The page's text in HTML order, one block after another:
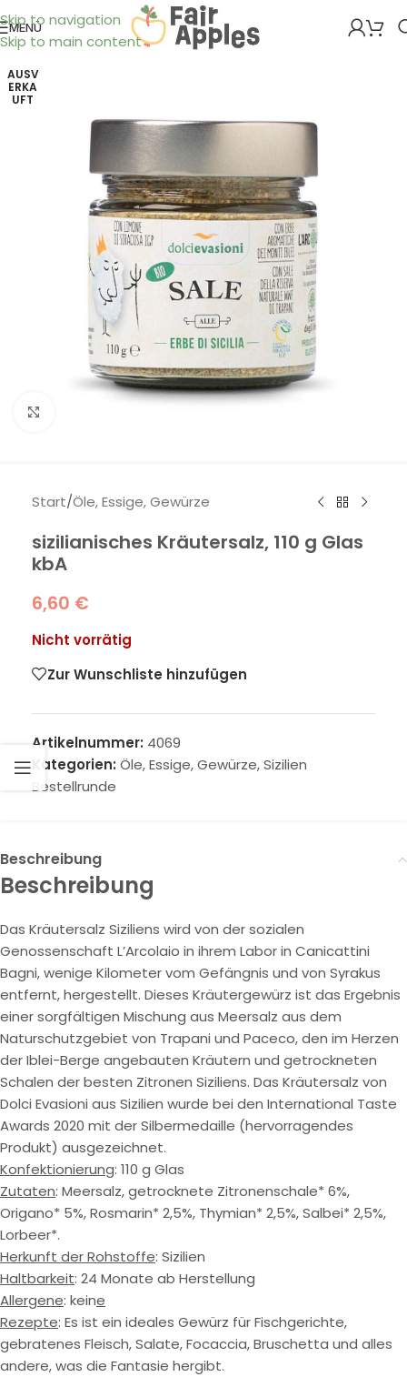
Skip to navigation
Skip to main content
MENÜ
AUSV
ERKA
UFT
Start/Öle, Essige, Gewürze
sizilianisches Kräutersalz, 110 g Glas
kbA
6,60 €
Nicht vorrätig
Zur Wunschliste hinzufügen
Artikelnummer: 4069
Kategorien: Öle, Essige, Gewürze,Sizilien
Bestellrunde
Beschreibung
Beschreibung
Das Kräutersalz Siziliens wird von der sozialen
Genossenschaft L’Arcolaio in ihrem Labor in Canicattini
Bagni, wenige Kilometer vom Gefängnis und von Syrakus
entfernt, hergestellt. Dieses Kräutergewürz ist das Ergebnis
einer sorgfältigen Mischung aus Meersalz aus dem
Naturschutzgebiet von Trapani und Paceco, den im Herzen
der Iblei-Berge angebauten Kräutern und getrockneten
Schalen der besten Zitronen Siziliens. Das Kräutersalz von
Dolci Evasioni aus Sizilien wurde bei den International Taste
Awards 2020 mit der Silbermedaille (hervorragendes
Produkt) ausgezeichnet.
Konfektionierung: 110 g Glas
Zutaten: Meersalz, getrocknete Zitronenschale* 6%,
Origano* 5%, Rosmarin* 2,5%, Thymian* 2,5%, Salbei* 2,5%,
Lorbeer*.
Herkunft der Rohstoffe: Sizilien
Haltbarkeit: 24 Monate ab Herstellung
Allergene: keine
Rezepte: Es ist ein ideales Gewürz für Fischgerichte,
gebratenes Fleisch, Salate, Focaccia, Bruschetta und alles
andere, was die Fantasie hergibt.